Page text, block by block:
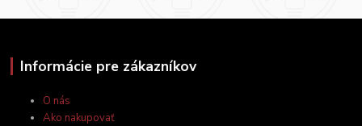
Informácie pre zákazníkov
O nás
Ako nakupovať